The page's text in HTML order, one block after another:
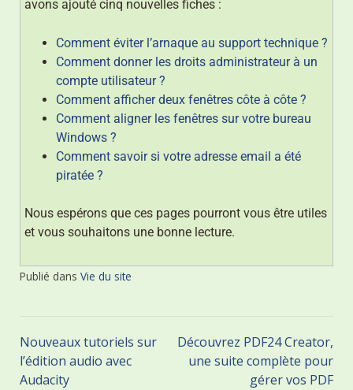
avons ajouté cinq nouvelles fiches :
Comment éviter l’arnaque au support technique ?
Comment donner les droits administrateur à un
compte utilisateur ?
Comment afficher deux fenêtres côte à côte ?
Comment aligner les fenêtres sur votre bureau
Windows ?
Comment savoir si votre adresse email a été
piratée ?
Nous espérons que ces pages pourront vous être utiles
et vous souhaitons une bonne lecture.
Publié dans Vie du site
Nouveaux tutoriels sur
l’édition audio avec
Audacity
Découvrez PDF24 Creator,
une suite complète pour
gérer vos PDF